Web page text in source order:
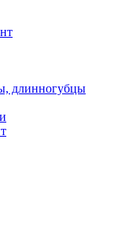
длинногубцы